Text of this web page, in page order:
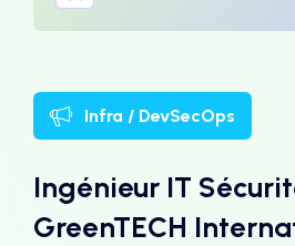
Infra / DevSecOps
Ingénieur IT
GreenTECH